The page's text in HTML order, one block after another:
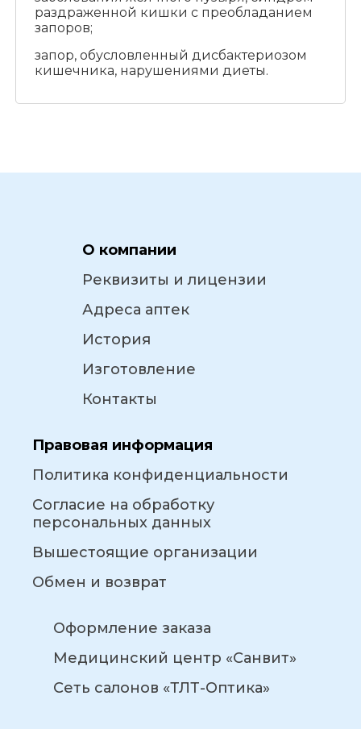
раздраженной кишки с преобладанием
запоров;
запор, обусловленный дисбактериозом
кишечника, нарушениями диеты.
О компании
Реквизиты и лицензии
Адреса аптек
История
Изготовление
Контакты
Правовая информация
Политика конфиденциальности
Согласие на обработку
персональных данных
Вышестоящие организации
Обмен и возврат
Оформление заказа
Медицинский центр «Санвит»
Сеть салонов «ТЛТ-Оптика»